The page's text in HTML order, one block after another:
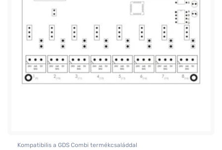
Kompatibilis a GDS Combi termékcsaláddal